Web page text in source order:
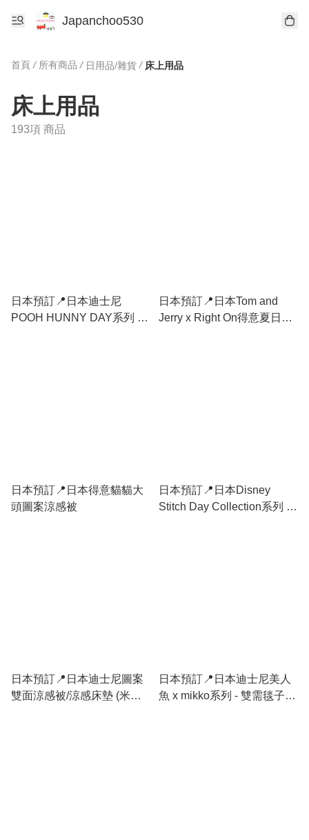
Japanchoo530
首頁 / 所有商品 / 日用品/雜貨 / 床上用品
床上用品
193項 商品
日本預訂📍日本迪士尼
POOH HUNNY DAY系列 -
日本預訂📍日本Tom and
Jerry x Right On得意夏日系
日本預訂📍日本得意貓貓大
頭圖案涼感被
日本預訂📍日本Disney
Stitch Day Collection系列 -
日本預訂📍日本迪士尼圖案
雙面涼感被/涼感床墊 (米
日本預訂📍日本迪士尼美人
魚 x mikko系列 - 雙需毯子